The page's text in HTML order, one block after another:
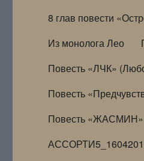
8 глав повести
Из монолога Лео
Повесть «ЛЧК»
Повесть
Повесть «ЖАСМИН»